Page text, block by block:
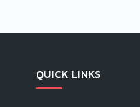
QUICK LINKS